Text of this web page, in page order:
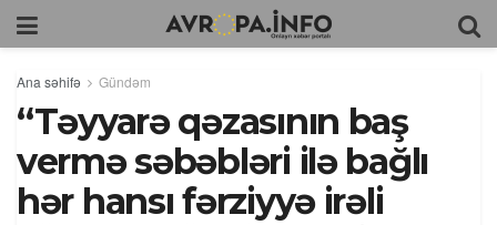
Ana səhifə Gündəm
“Təyyarə qəzasının baş
vermə səbəbləri ilə bağlı
hər hansı fərziyyə irəli